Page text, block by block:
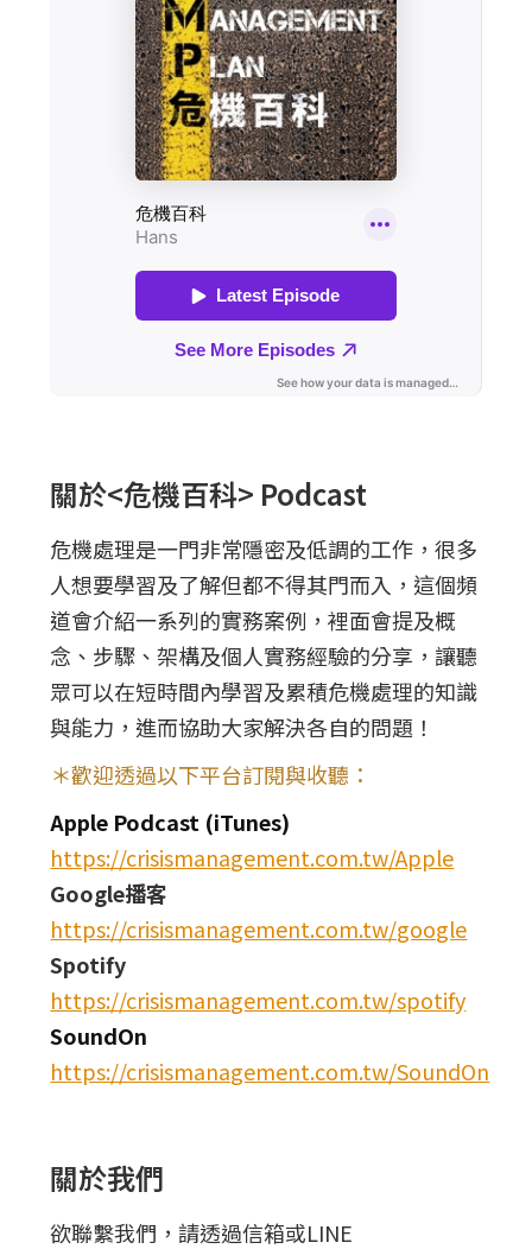
關於<危機百科> Podcast
危機處理是一門非常隱密及低調的工作，很多
人想要學習及了解但都不得其門而入，這個頻
道會介紹一系列的實務案例，裡面會提及概
念、步驟、架構及個人實務經驗的分享，讓聽
眾可以在短時間內學習及累積危機處理的知識
與能力，進而協助大家解決各自的問題！
＊歡迎透過以下平台訂閱與收聽：
Apple Podcast (iTunes)
https://crisismanagement.com.tw/Apple
Google播客
https://crisismanagement.com.tw/google
Spotify
https://crisismanagement.com.tw/spotify
SoundOn
https://crisismanagement.com.tw/SoundOn
關於我們
欲聯繫我們，請透過信箱或LINE